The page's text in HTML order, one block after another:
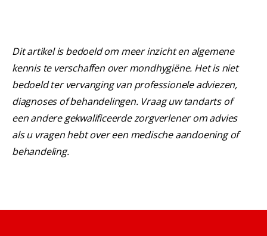
Dit artikel is bedoeld om meer inzicht en algemene
kennis te verschaffen over mondhygiëne. Het is niet
bedoeld ter vervanging van professionele adviezen,
diagnoses of behandelingen. Vraag uw tandarts of
een andere gekwalificeerde zorgverlener om advies
als u vragen hebt over een medische aandoening of
behandeling.